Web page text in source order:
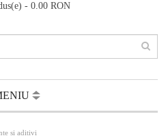
- 0.00 RON
si aditivi